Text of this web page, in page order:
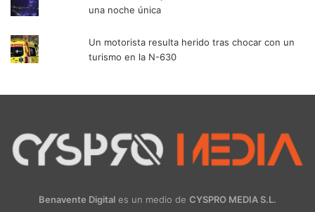
una noche única
Un motorista resulta herido tras chocar con un
turismo en la N-630
Benavente Digital es un medio de CYSPRO MEDIA S.L.